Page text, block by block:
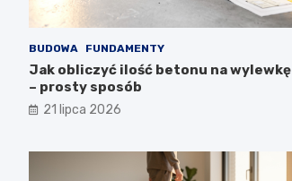
BUDOWA FUNDAMENTY
Jak obliczyć ilość betonu na wylewkę
– prosty sposób
21 lipca 2026